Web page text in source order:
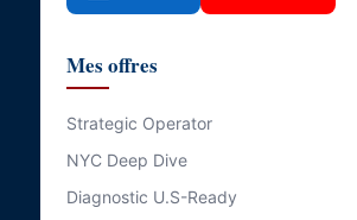
Mes offres
Strategic Operator
NYC Deep Dive
Diagnostic U.S-Ready